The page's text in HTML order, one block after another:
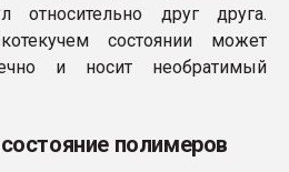
относительно друг друга.
состоянии может
и носит необратимый
полимеров